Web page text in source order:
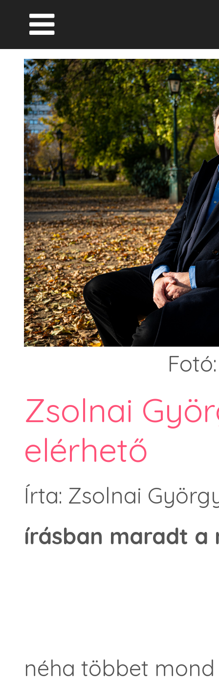
Zsolnai
elérhető
Írta: Zsolnai
írásban maradt a
néha többet